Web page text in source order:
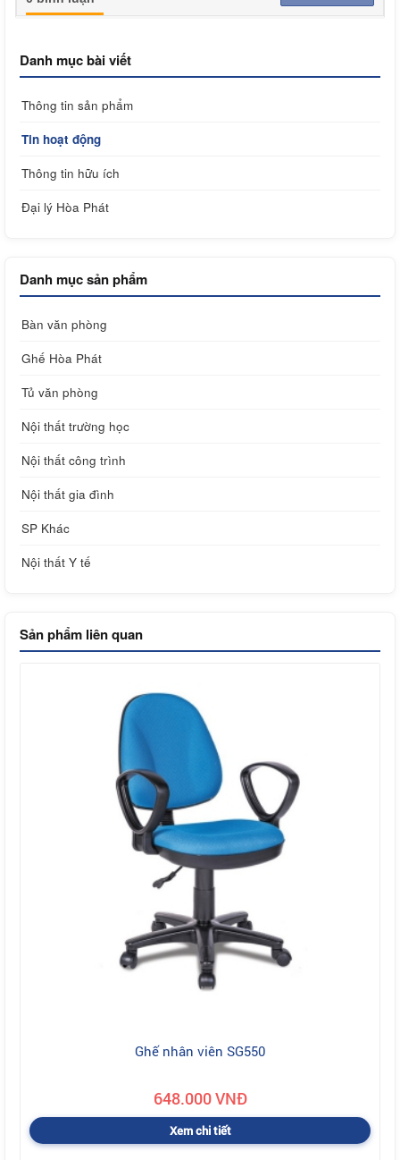
Danh mục bài viết
Thông tin sản phẩm
Tin hoạt động
Thông tin hữu ích
Đại lý Hòa Phát
Danh mục sản phẩm
Bàn văn phòng
Ghế Hòa Phát
Tủ văn phòng
Nội thất trường học
Nội thất công trình
Nội thất gia đình
SP Khác
Nội thất Y tế
Sản phẩm liên quan
Ghế nhân viên SG550
648.000 VNĐ
Xem chi tiết